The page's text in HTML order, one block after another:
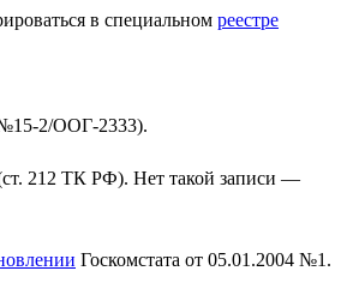
в специальном реестре
№15-2/ООГ-2333).
212 ТК РФ). Нет такой записи —
Госкомстата от 05.01.2004 №1.